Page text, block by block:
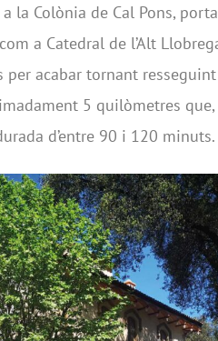
la Colònia de Cal Pons,
a Catedral de l’Alt
per acabar tornant
5 quilòmetres
d’entre 90 i 120 minuts.